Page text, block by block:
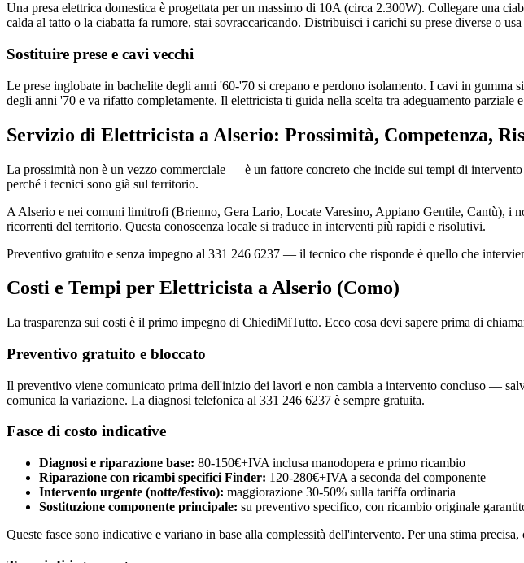
Una presa elettrica domestica è progettata per un massimo di 10A (circa 2.300W). Collegare una
calda al tatto o la ciabatta fa rumore, stai sovraccaricando. Distribuisci i carichi su prese diverse o
Sostituire prese e cavi vecchi
Le prese inglobate in bachelite degli anni '60-'70 si crepano e perdono isolamento. I cavi in gumma
degli anni '70 e va rifatto completamente. Il elettricista ti guida nella scelta tra adeguamento parziale
Servizio di Elettricista a Alserio: Prossimità, Competenza,
La prossimità non è un vezzo commerciale — è un fattore concreto che incide sui tempi di
perché i tecnici sono già sul territorio.
A Alserio e nei comuni limitrofi (Brienno, Gera Lario, Locate Varesino, Appiano Gentile, Cantù), i
ricorrenti del territorio. Questa conoscenza locale si traduce in interventi più rapidi e risolutivi.
Preventivo gratuito e senza impegno al 331 246 6237 — il tecnico che risponde è quello che
Costi e Tempi per Elettricista a Alserio (Como)
La trasparenza sui costi è il primo impegno di ChiediMiTutto. Ecco cosa devi sapere prima di
Preventivo gratuito e bloccato
Il preventivo viene comunicato prima dell'inizio dei lavori e non cambia a intervento concluso —
comunica la variazione. La diagnosi telefonica al 331 246 6237 è sempre gratuita.
Fasce di costo indicative
Diagnosi e riparazione base: 80-150€+IVA inclusa manodopera e primo ricambio
Riparazione con ricambi specifici Finder: 120-280€+IVA a seconda del componente
Intervento urgente (notte/festivo): maggiorazione 30-50% sulla tariffa ordinaria
Sostituzione componente principale: su preventivo specifico, con ricambio originale
Queste fasce sono indicative e variano in base alla complessità dell'intervento. Per una stima